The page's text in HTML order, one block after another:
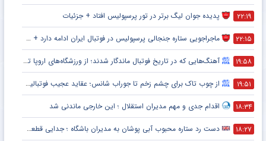
۲۲:۱۹ پدیده جوان لیگ برتر در تور پرسپولیس افتاد + جزئیات
۲۲:۱۵ ماجراجویی ستاره جنجالی پرسپولیس در فوتبال ایران ادامه دارد + جزئیات
۱۹:۵۸ آهنگ‌هایی که در تاریخ فوتبال ماندگار شدند؛ از ورزشگاه‌های اروپا تا جام جهانی
۱۹:۵۱ از چوب تاک برای چشم زخم تا جوراب شانس؛ عقاید عجیب فوتبالیست‌ها!
۱۸:۳۴ اقدام جدی و مهم مدیران استقلال ؛ این خارجی ماندنی شد
۱۸:۲۷ دست رد ستاره محبوب آبی پوشان به مدیران باشگاه ؛ جدایی قطعی است !